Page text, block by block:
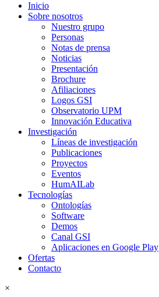
Inicio
Sobre nosotros
Nuestro grupo
Personas
Notas de prensa
Noticias
Presentación
Brochure
Afiliaciones
Logos GSI
Observatorio UPM
Innovación Educativa
Investigación
Líneas de investigación
Publicaciones
Proyectos
Eventos
HumAILab
Tecnologías
Ontologías
Software
Demos
Canal GSI
Aplicaciones en Google Play
Ofertas
Contacto
×